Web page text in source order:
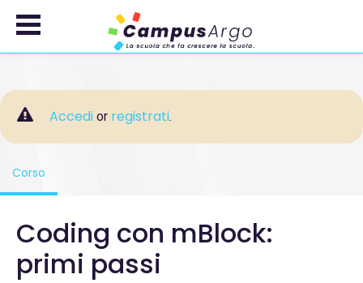
Passa al contenuto principale
Accedi or registrati.
Corso
Coding con mBlock:
primi passi